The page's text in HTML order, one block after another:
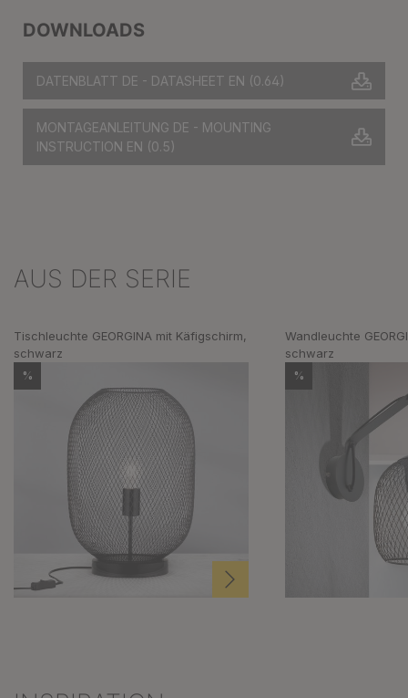
DOWNLOADS
DATENBLATT DE - DATASHEET EN (0.64)
MONTAGEANLEITUNG DE - MOUNTING
INSTRUCTION EN (0.5)
Produktgalerie überspringen
AUS DER SERIE
Tischleuchte GEORGINA mit Käfigschirm,
schwarz
%
Wandleuchte
schwarz
%